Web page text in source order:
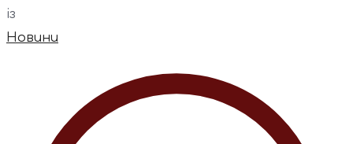
із
Новини